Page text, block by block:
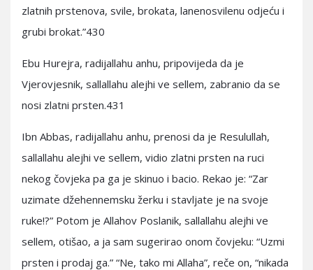
zlatnih prstenova, svile, brokata, lanenosvilenu odjeću i
grubi brokat.”430
Ebu Hurejra, radijallahu anhu, pripovijeda da je
Vjerovjesnik, sallallahu alejhi ve sellem, zabranio da se
nosi zlatni prsten.431
Ibn Abbas, radijallahu anhu, prenosi da je Resulullah,
sallallahu alejhi ve sellem, vidio zlatni prsten na ruci
nekog čovjeka pa ga je skinuo i bacio. Rekao je: “Zar
uzimate džehennemsku žerku i stavljate je na svoje
ruke!?” Potom je Allahov Poslanik, sallallahu alejhi ve
sellem, otišao, a ja sam sugerirao onom čovjeku: “Uzmi
prsten i prodaj ga.” “Ne, tako mi Allaha”, reče on, “nikada